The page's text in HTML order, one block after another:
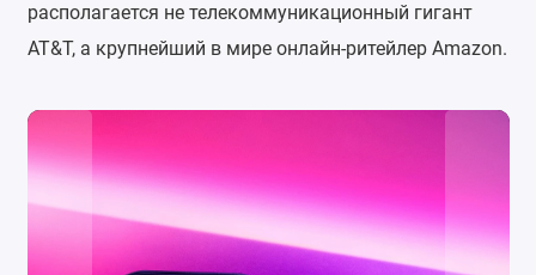
располагается не телекоммуникационный гигант
AT&T, а крупнейший в мире онлайн-ритейлер Amazon.